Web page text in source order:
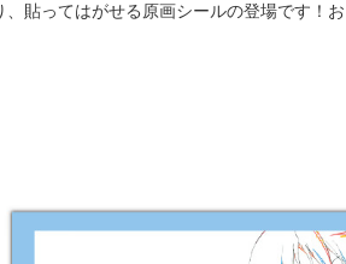
貼ってはがせる原画シールの登場です！お